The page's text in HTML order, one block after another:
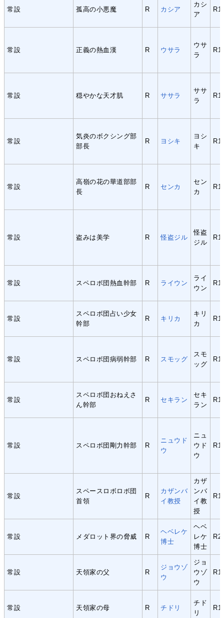
常設 孤高の小悪魔 R カシア
カシ
ア
R1
常設 正義の熱血漢 R ウサラ
ウサ
ラ
R1
常設 穏やかな天才肌 R ササラ
ササ
ラ
R1
常設
気炎のボクシング部
部長
R ヨシキ
ヨシ
キ
R1
常設
高嶺の花の華道部部
長
R センカ
セン
カ
R1
常設 盗みは美学 R 怪盗ジル
怪盗
ジル
R1
常設 スペロボ団熱血幹部 R ライウン
ライ
ウン
R1
常設
スペロボ団占い少女
幹部
R キリカ
キリ
カ
R1
常設 スペロボ団病弱幹部 R スモッグ
スモ
ッグ
R1
常設
スペロボ団おねえさ
ん幹部
R セキラン
セキ
ラン
R1
常設 スペロボ団剛力幹部 R
ニュウド
ウ
ニュ
ウド
ウ
R1
常設
スペースロボロボ団
首領
R
カザンバ
イ教授
カザ
ンバ
イ教
授
R1
常設 メダロット界の脅威 R
ヘベレケ
博士
ヘベ
レケ
博士
R2
常設 天領家の父 R
ジョウゾ
ウ
ジョ
ウゾ
ウ
R1
常設 天領家の母 R チドリ
チド
リ
R1